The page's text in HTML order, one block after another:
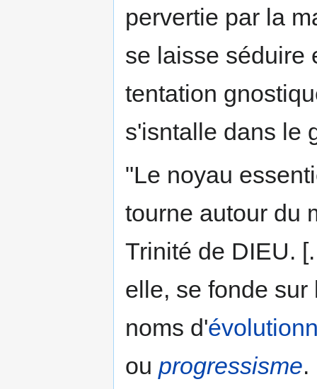
pervertie par la
se laisse séduire
tentation
s'isntalle dans le
"Le noyau
tourne autour du
Trinité de DIEU.
elle, se fonde
noms d'
ou progressisme.